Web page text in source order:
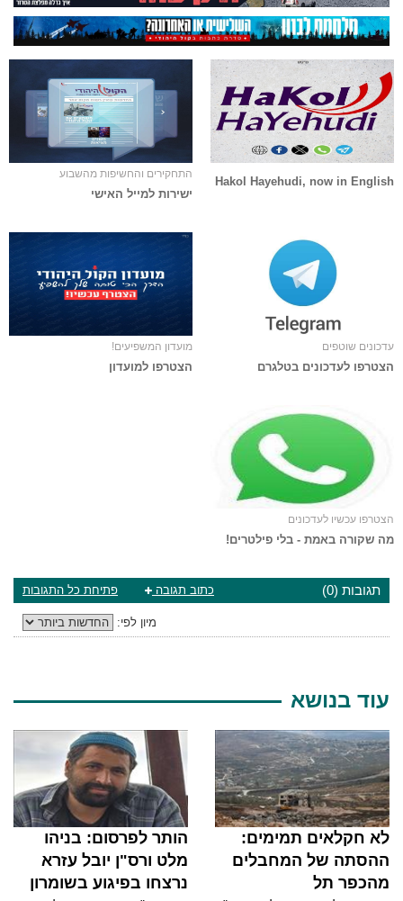
Hakol Hayehudi, now in English
התחקירים והחשיפות מהשבוע
ישירות למייל האישי
עדכונים שוטפים
הצטרפו לעדכונים בטלגרם
מועדון המשפיעים!
הצטרפו למועדון
הצטרפו עכשיו לעדכונים
מה שקורה באמת - בלי פילטרים!
תגובות (0) פתיחת כל התגובות כתוב תגובה
מיון לפי:
עוד בנושא
לא חקלאים תמימים:
ההסתה של המחבלים
מהכפר תל
הותר לפרסום: בניהו
מלט ורס"ן יובל עזרא
נרצחו בפיגוע בשומרון